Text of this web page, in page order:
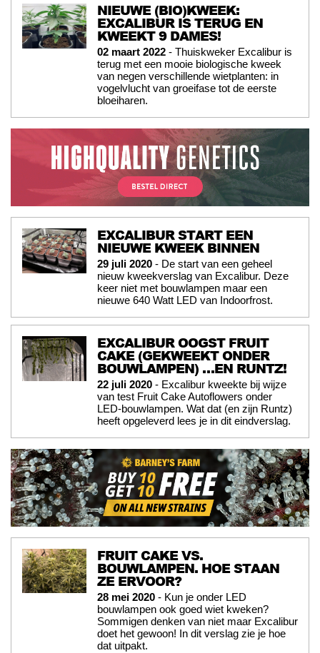
NIEUWE (BIO)KWEEK:
EXCALIBUR IS TERUG EN
KWEEKT 9 DAMES!
02 maart 2022 - Thuiskweker Excalibur is
terug met een mooie biologische kweek
van negen verschillende wietplanten: in
vogelvlucht van groeifase tot de eerste
bloeiharen.
EXCALIBUR START EEN
NIEUWE KWEEK BINNEN
29 juli 2020 - De start van een geheel
nieuw kweekverslag van Excalibur. Deze
keer niet met bouwlampen maar een
nieuwe 640 Watt LED van Indoorfrost.
EXCALIBUR OOGST FRUIT
CAKE (GEKWEEKT ONDER
BOUWLAMPEN) …EN RUNTZ!
22 juli 2020 - Excalibur kweekte bij wijze
van test Fruit Cake Autoflowers onder
LED-bouwlampen. Wat dat (en zijn Runtz)
heeft opgeleverd lees je in dit eindverslag.
FRUIT CAKE VS.
BOUWLAMPEN. HOE STAAN
ZE ERVOOR?
28 mei 2020 - Kun je onder LED
bouwlampen ook goed wiet kweken?
Sommigen denken van niet maar Excalibur
doet het gewoon! In dit verslag zie je hoe
dat uitpakt.